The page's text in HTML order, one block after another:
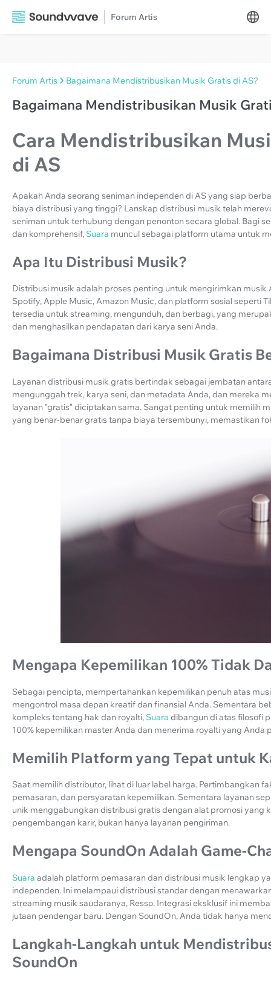
Forum Artis
Forum Artis Bagaimana Mendistribusikan Musik Gratis di AS?
Bagaimana Mendistribusikan Musik
Cara Mendistribusikan
di AS
Apakah Anda seorang seniman independen di AS yang siap
biaya distribusi yang tinggi? Lanskap distribusi musik telah
seniman untuk terhubung dengan penonton secara global. Bagi
dan komprehensif, Suara muncul sebagai platform utama untuk
Apa Itu Distribusi Musik?
Distribusi musik adalah proses penting untuk mengirimkan
Spotify, Apple Music, Amazon Music, dan platform sosial seperti
tersedia untuk streaming, mengunduh, dan berbagi, yang
dan menghasilkan pendapatan dari karya seni Anda.
Bagaimana Distribusi Musik Gratis
Layanan distribusi musik gratis bertindak sebagai jembatan
mengunggah trek, karya seni, dan metadata Anda, dan mereka
layanan "gratis" diciptakan sama. Sangat penting untuk memilih
yang benar-benar gratis tanpa biaya tersembunyi, memastikan
Mengapa Kepemilikan 100% Tidak
Sebagai pencipta, mempertahankan kepemilikan penuh atas
mengontrol masa depan kreatif dan finansial Anda. Sementara
kompleks tentang hak dan royalti, Suara dibangun di atas filosofi
100% kepemilikan master Anda dan menerima royalti yang Anda
Memilih Platform yang Tepat untuk
Saat memilih distributor, lihat di luar label harga. Pertimbangkan
pemasaran, dan persyaratan kepemilikan. Sementara layanan
unik menggabungkan distribusi gratis dengan alat promosi
pengembangan karir, bukan hanya layanan pengiriman.
Mengapa SoundOn Adalah Game-
Suara adalah platform pemasaran dan distribusi musik lengkap
independen. Ini melampaui distribusi standar dengan
streaming musik saudaranya, Resso. Integrasi eksklusif ini
jutaan pendengar baru. Dengan SoundOn, Anda tidak hanya
Langkah-Langkah untuk
SoundOn